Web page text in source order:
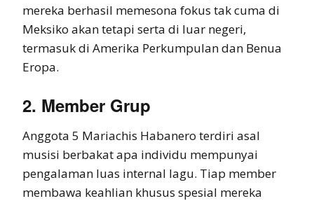
mereka berhasil memesona fokus tak cuma di
Meksiko akan tetapi serta di luar negeri,
termasuk di Amerika Perkumpulan dan Benua
Eropa.
2. Member Grup
Anggota 5 Mariachis Habanero terdiri asal
musisi berbakat apa individu mempunyai
pengalaman luas internal lagu. Tiap member
membawa keahlian khusus spesial mereka